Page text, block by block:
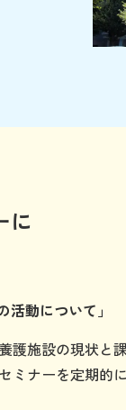
に
活動について」
護施設の現状と
ミナーを定期的